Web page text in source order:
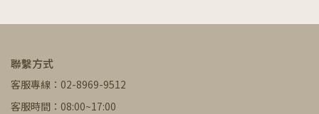
聯繫方式
客服專線：02-8969-9512
客服時間：08:00~17:00